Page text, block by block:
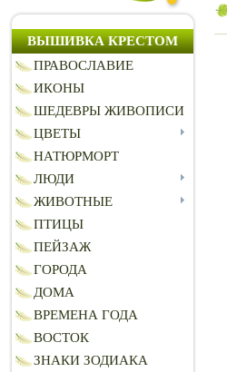
ВЫШИВКА КРЕСТОМ
ПРАВОСЛАВИЕ
ИКОНЫ
ШЕДЕВРЫ ЖИВОПИСИ
ЦВЕТЫ
НАТЮРМОРТ
ЛЮДИ
ЖИВОТНЫЕ
ПТИЦЫ
ПЕЙЗАЖ
ГОРОДА
ДОМА
ВРЕМЕНА ГОДА
ВОСТОК
ЗНАКИ ЗОДИАКА